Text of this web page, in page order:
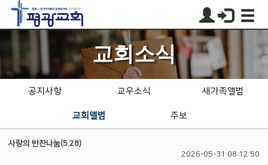
교회소식
공지사항 교우소식 새가족앨범
교회앨범 주보
사랑의 반찬나눔(5.28)
2026-05-31 08:12:50